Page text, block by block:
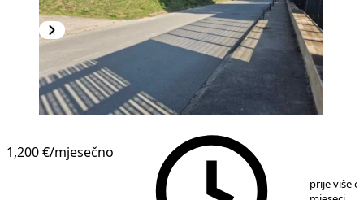
1,200 €/mjesečno
prije više